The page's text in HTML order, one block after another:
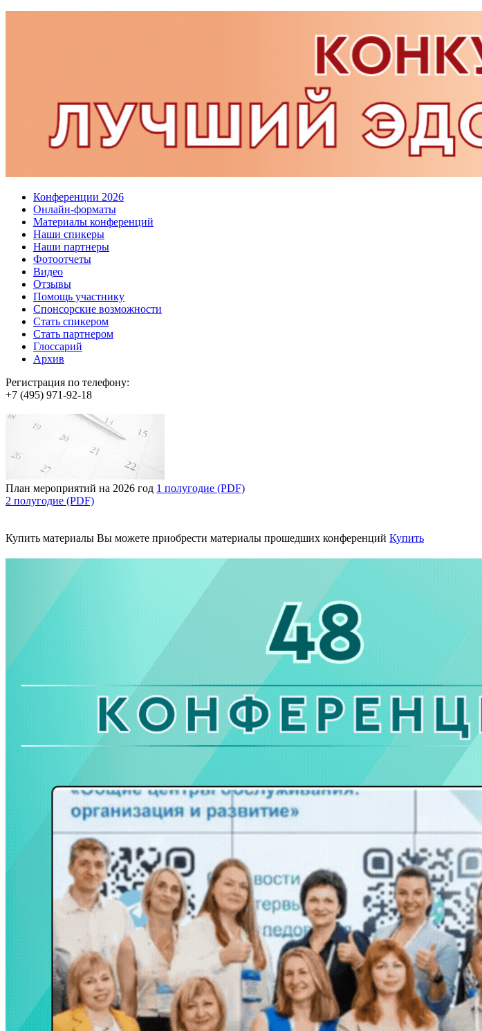
Конференции 2026
Онлайн-форматы
Материалы конференций
Наши спикеры
Наши партнеры
Фотоотчеты
Видео
Отзывы
Помощь участнику
Спонсорские возможности
Стать спикером
Стать партнером
Глоссарий
Архив
Регистрация по телефону:
+7 (495) 971-92-18
План мероприятий на 2026 год 1 полугодие (PDF)
2 полугодие (PDF)
Купить материалы Вы можете приобрести материалы прошедших конференций Купить